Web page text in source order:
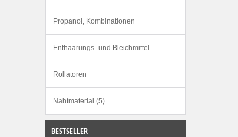
Propanol, Kombinationen
Enthaarungs- und Bleichmittel
Rollatoren
Nahtmaterial (5)
BESTSELLER